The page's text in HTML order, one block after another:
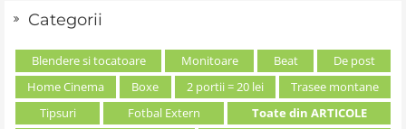
Categorii
Blendere si tocatoare Monitoare Beat
De post
Home Cinema
Boxe 2 portii = 20 lei
Trasee montane
Tipsuri
Fotbal Extern
Toate din ARTICOLE